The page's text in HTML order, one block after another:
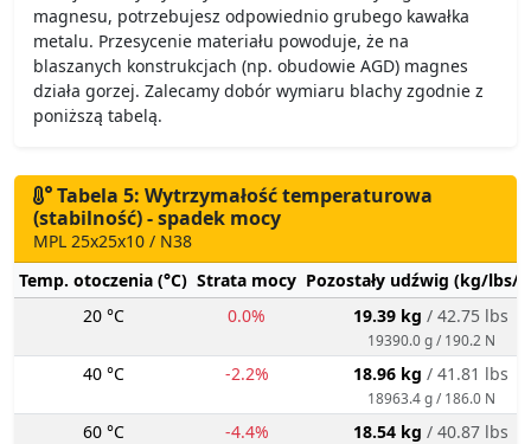
magnesu, potrzebujesz odpowiednio grubego kawałka
metalu. Przesycenie materiału powoduje, że na
blaszanych konstrukcjach (np. obudowie AGD) magnes
działa gorzej. Zalecamy dobór wymiaru blachy zgodnie z
poniższą tabelą.
Tabela 5: Wytrzymałość temperaturowa
(stabilność) - spadek mocy
MPL 25x25x10 / N38
Temp. otoczenia (°C) Strata mocy Pozostały udźwig (kg/lbs/
20 °C
0.0% 19.39 kg / 42.75 lbs
19390.0 g / 190.2 N
40 °C -2.2% 18.96 kg / 41.81 lbs
18963.4 g / 186.0 N
60 °C -4.4% 18.54 kg / 40.87 lbs